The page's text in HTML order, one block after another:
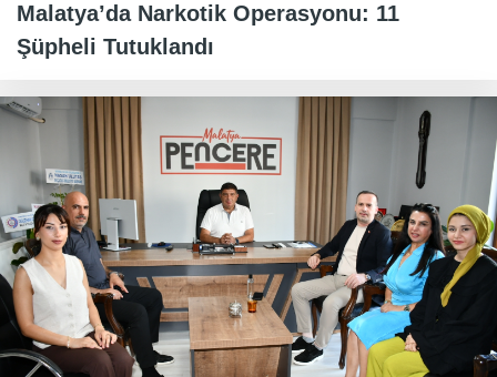
Malatya’da Narkotik Operasyonu: 11
Şüpheli Tutuklandı